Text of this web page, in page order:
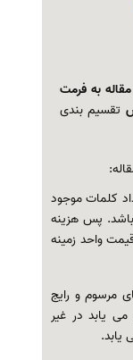
به فرمت
تقسیم بندی
کلمات موجود
250 کلمه می باشد. پس هزینه
واحد زمینه
مرسوم و رایج
یابد در غیر